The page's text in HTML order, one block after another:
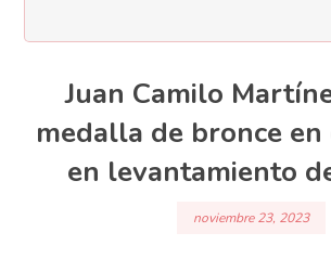
Juan Camilo
medalla de bronce
en levantamiento
noviembre 23, 2023